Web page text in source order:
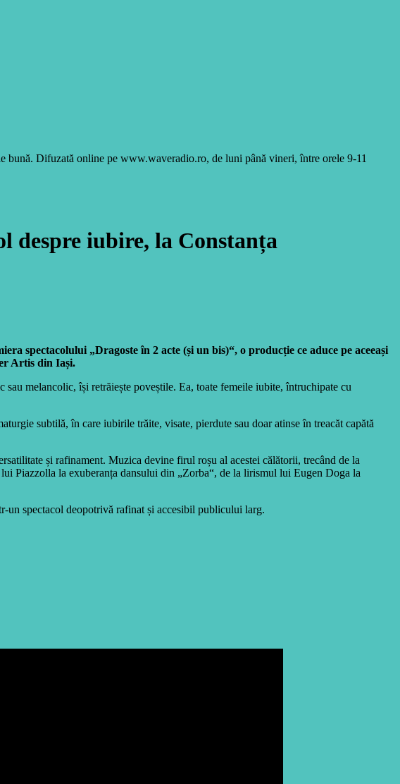
Difuzată online pe www.waveradio.ro, de luni până vineri, între orele 9-11
despre iubire, la Constanța
spectacolului „Dragoste în 2 acte (și un bis)“, o producție ce aduce pe aceeași
Artis din Iași.
melancolic, își retrăiește poveștile. Ea, toate femeile iubite, întruchipate cu
subtilă, în care iubirile trăite, visate, pierdute sau doar atinse în treacăt capătă
și rafinament. Muzica devine firul roșu al acestei călătorii, trecând de la
Piazzolla la exuberanța dansului din „Zorba“, de la lirismul lui Eugen Doga la
un spectacol deopotrivă rafinat și accesibil publicului larg.